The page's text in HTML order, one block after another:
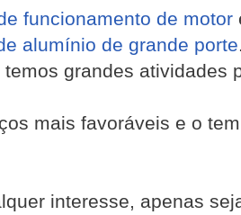
funcionamento de motor
alumínio de grande porte
temos grandes atividades
mais favoráveis e o
interesse, apenas